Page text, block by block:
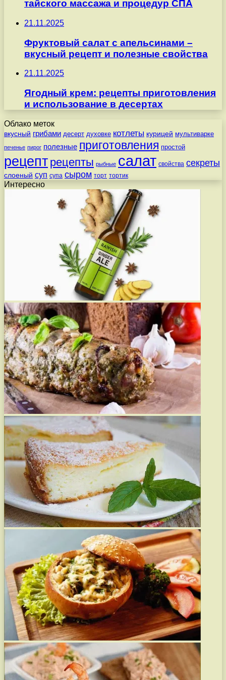
тайского массажа и процедур СПА
21.11.2025
Фруктовый салат с апельсинами –
вкусный рецепт и полезные свойства
21.11.2025
Ягодный крем: рецепты приготовления
и использование в десертах
Облако меток
вкусный грибами десерт духовке котлеты курицей мультиварке
печенье пирог полезные приготовления простой
рецепт рецепты рыбные салат свойства секреты
слоеный суп супа сыром торт тортик
Интересно